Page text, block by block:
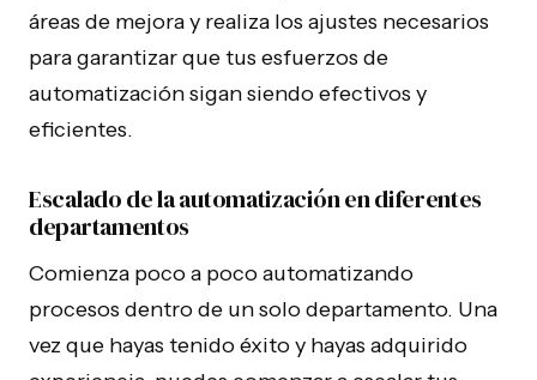
áreas de mejora y realiza los ajustes necesarios
para garantizar que tus esfuerzos de
automatización sigan siendo efectivos y
eficientes.
Escalado de la automatización en diferentes
departamentos
Comienza poco a poco automatizando
procesos dentro de un solo departamento. Una
vez que hayas tenido éxito y hayas adquirido